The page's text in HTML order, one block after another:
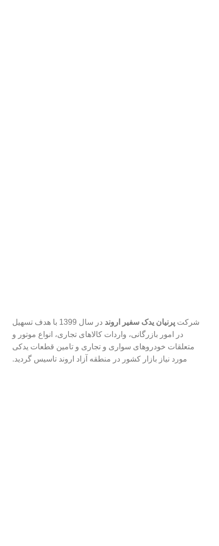
شرکت پرنیان یدک سفیر اروند
در سال 1399 با هدف تسهیل
در امور بازرگانی، واردات کالاهای تجاری، انواع موتور و
متعلقات خودروهای سواری و تجاری و تامین قطعات یدکی
مورد نیاز بازار کشور در منطقه آزاد اروند تاسیس گردید.